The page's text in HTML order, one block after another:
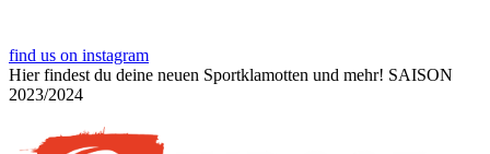
find us on instagram
Hier findest du deine neuen Sportklamotten und mehr! SAISON
2023/2024